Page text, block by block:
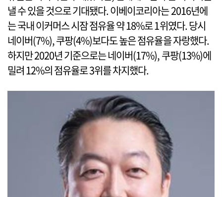
낼 수 있을 것으로 기대됐다. 이베이코리아는 2016년에
는 국내 이커머스 시잠 점유율 약 18%로 1위였다. 당시
네이버(7%), 쿠팡(4%)보다도 높은 점유율을 자랑했다.
하지만 2020년 기준으로는 네이버(17%), 쿠팡(13%)에
밀려 12%의 점유율로 3위를 차지했다.